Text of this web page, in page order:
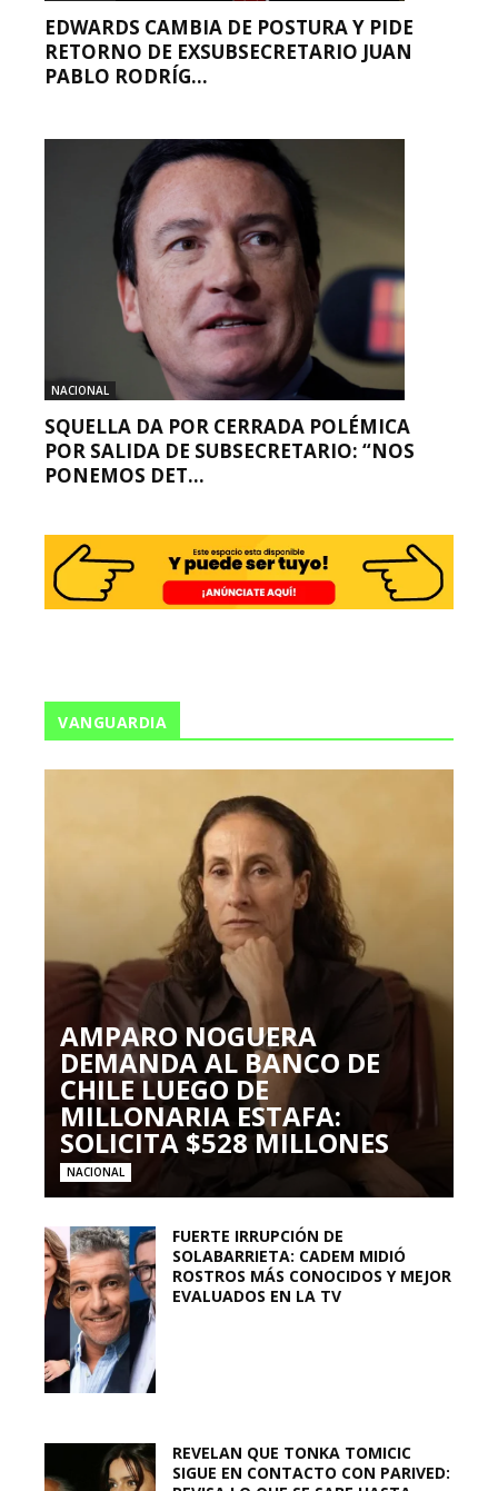
EDWARDS CAMBIA DE POSTURA Y PIDE
RETORNO DE EXSUBSECRETARIO JUAN
PABLO RODRÍG...
NACIONAL
SQUELLA DA POR CERRADA POLÉMICA
POR SALIDA DE SUBSECRETARIO: “NOS
PONEMOS DET...
VANGUARDIA
AMPARO NOGUERA
DEMANDA AL BANCO DE
CHILE LUEGO DE
MILLONARIA ESTAFA:
SOLICITA $528 MILLONES
NACIONAL
FUERTE IRRUPCIÓN DE
SOLABARRIETA: CADEM MIDIÓ
ROSTROS MÁS CONOCIDOS Y MEJOR
EVALUADOS EN LA TV
REVELAN QUE TONKA TOMICIC
SIGUE EN CONTACTO CON PARIVED: